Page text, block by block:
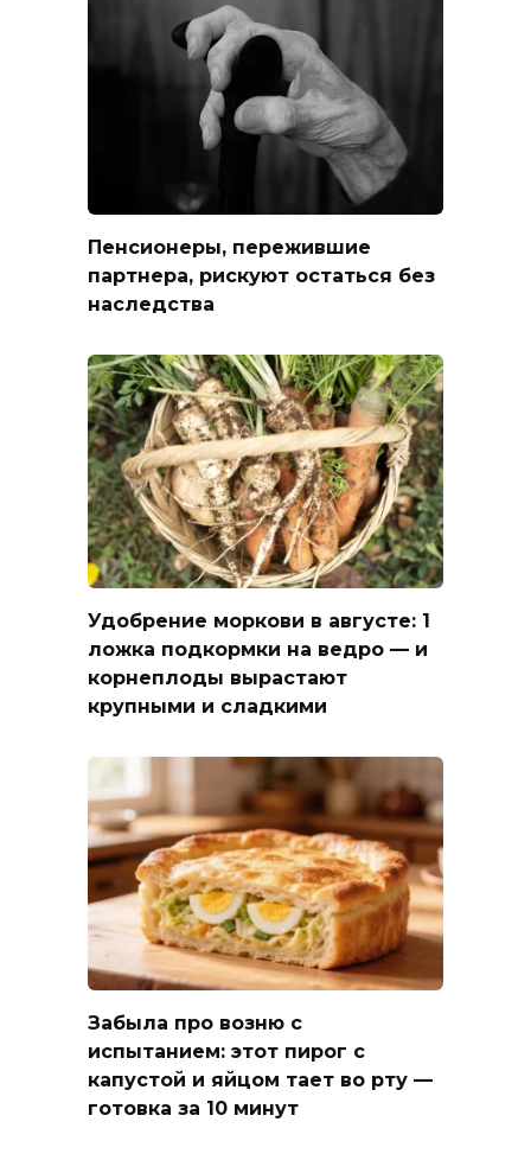
Пенсионеры, пережившие
партнера, рискуют остаться без
наследства
Удобрение моркови в августе: 1
ложка подкормки на ведро — и
корнеплоды вырастают
крупными и сладкими
Забыла про возню с
испытанием: этот пирог с
капустой и яйцом тает во рту —
готовка за 10 минут